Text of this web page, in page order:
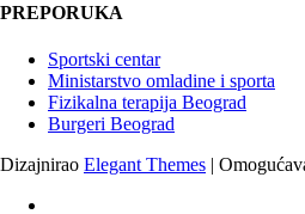
PREPORUKA
Sportski centar
Ministarstvo omladine i sporta
Fizikalna terapija Beograd
Burgeri Beograd
Dizajnirao Elegant Themes |